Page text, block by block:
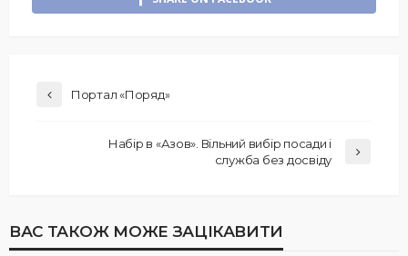
Портал «Поряд»
Набір в «Азов». Вільний вибір посади і
служба без досвіду
ВАС ТАКОЖ МОЖЕ ЗАЦІКАВИТИ